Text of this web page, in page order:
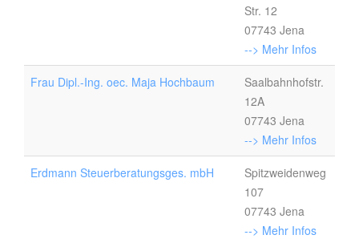
Str. 12
07743 Jena
--> Mehr Infos
Frau Dipl.-Ing. oec. Maja Hochbaum
Saalbahnhofstr.
12A
07743 Jena
--> Mehr Infos
Erdmann Steuerberatungsges. mbH
Spitzweidenweg
107
07743 Jena
--> Mehr Infos